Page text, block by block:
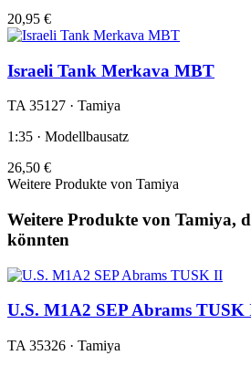
20,95 €
Israeli Tank Merkava MBT
TA 35127 · Tamiya
1:35 · Modellbausatz
26,50 €
Weitere Produkte von Tamiya
Weitere Produkte von Tamiya,
könnten
U.S. M1A2 SEP Abrams TUSK
TA 35326 · Tamiya